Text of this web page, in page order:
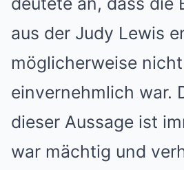
aus der Judy Lewis
möglicherweise nicht
einvernehmlich war.
dieser Aussage ist
war mächtig und